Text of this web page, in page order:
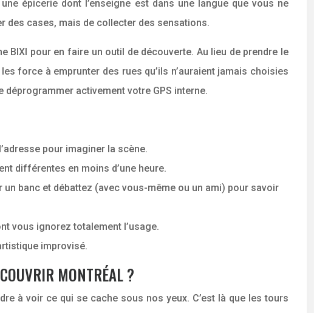
épicerie dont l’enseigne est dans une langue que vous ne
des cases, mais de collecter des sensations.
pour en faire un outil de découverte. Au lieu de prendre le
force à emprunter des rues qu’ils n’auraient jamais choisies
activement votre GPS interne.
pour imaginer la scène.
différentes en moins d’une heure.
banc et débattez (avec vous-même ou un ami) pour savoir
vous ignorez totalement l’usage.
improvisé.
MONTRÉAL ?
à voir ce qui se cache sous nos yeux. C’est là que les tours